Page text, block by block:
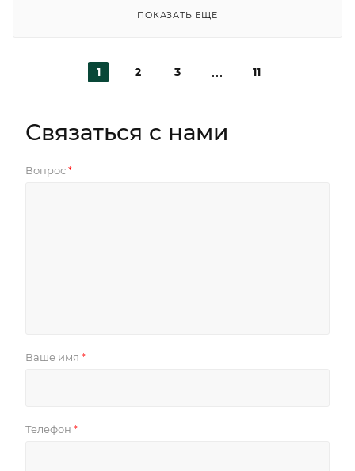
ПОКАЗАТЬ ЕЩЕ
1 2 3 11
Связаться с нами
Вопрос *
Ваше имя *
Телефон *